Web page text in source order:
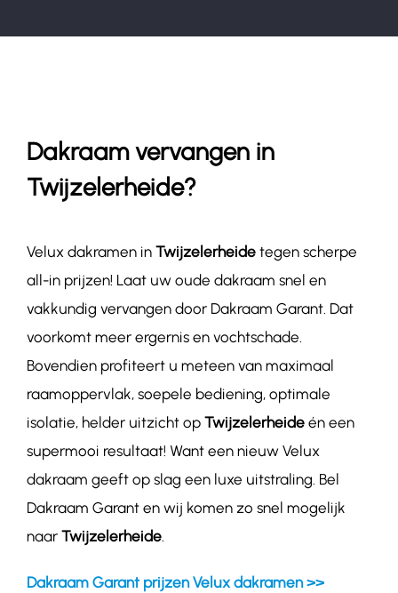
Blogs
Dakraam vervangen in
Twijzelerheide?
Velux dakramen in Twijzelerheidetegen scherpe
all-in prijzen! Laat uw oude dakraam snel en
vakkundig vervangen door Dakraam Garant. Dat
voorkomt meer ergernis en vochtschade.
Bovendien profiteert u meteen van maximaal
raamoppervlak, soepele bediening, optimale
isolatie, helder uitzicht op Twijzelerheideén een
supermooi resultaat! Want een nieuw Velux
dakraam geeft op slag een luxe uitstraling. Bel
Dakraam Garant en wij komen zo snel mogelijk
naar Twijzelerheide.
Dakraam Garant prijzen Velux dakramen >>